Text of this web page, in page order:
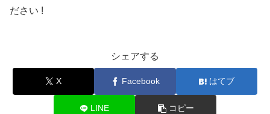
ださい !
シェアする
X Facebook はてブ
LINE コピー